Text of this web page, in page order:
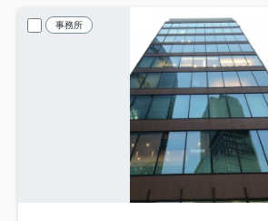
事務所